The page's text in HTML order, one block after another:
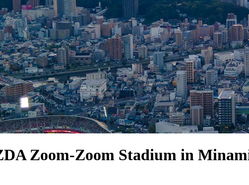
Zoom-Zoom Stadium in